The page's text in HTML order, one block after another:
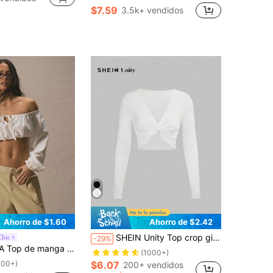
$7.59 3.5k+ vendidos
Ahorro de $1.60
de rayas, estilo occidental, lindo para citas, vacaciones, trabajo y uso diario, elegante para primavera y verano, ideal para días festivos
Ahorro de $2.42
-29% SHEIN Unity Top crop girante delantero
(1000+)
$6.07 200+ vendidos